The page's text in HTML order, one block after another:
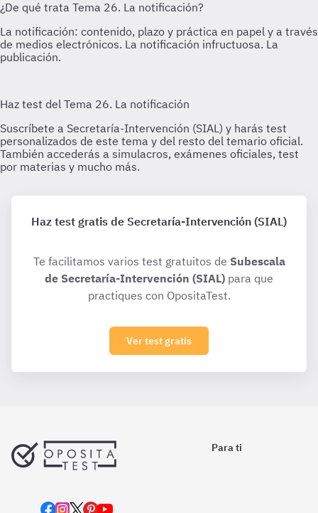
Haz test gratis de Secretaría-Intervención (SIAL)
Te facilitamos varios test gratuitos de Subescala
de Secretaría-Intervención (SIAL) para que
practiques con OpositaTest.
Ver test gratis
Para ti